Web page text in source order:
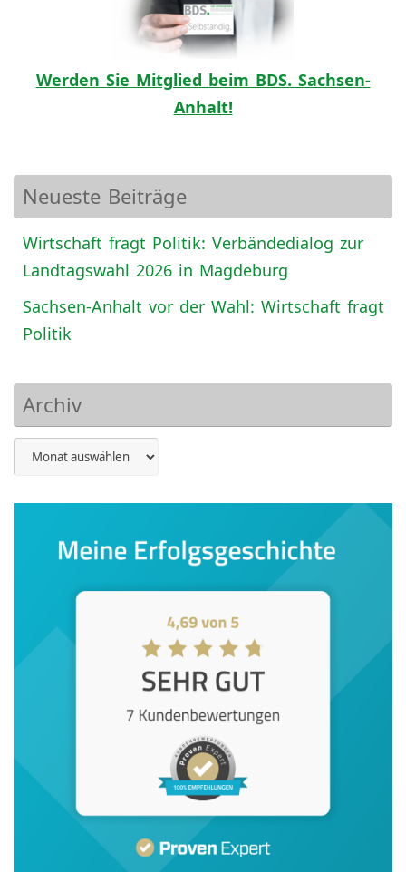
Werden Sie Mitglied beim BDS. Sachsen-
Anhalt!
Neueste Beiträge
Wirtschaft fragt Politik: Verbändedialog zur
Landtagswahl 2026 in Magdeburg
Sachsen-Anhalt vor der Wahl: Wirtschaft fragt
Politik
Archiv
Archiv